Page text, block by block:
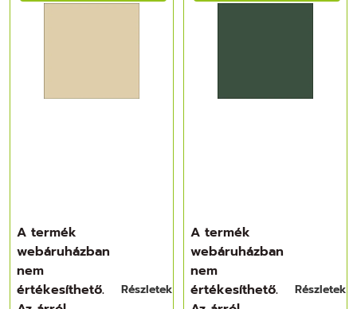
A termék
webáruházban
nem
értékesíthető.
Részletek
A termék
webáruházban
nem
értékesíthető.
Részletek